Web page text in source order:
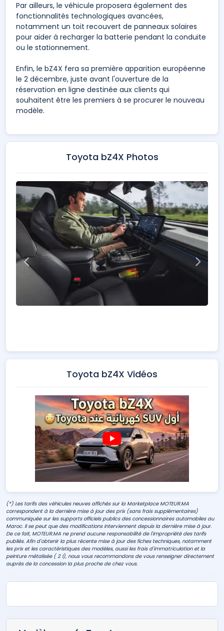
Par ailleurs, le véhicule proposera également des
fonctionnalités technologiques avancées,
notamment un toit recouvert de panneaux solaires
pour aider à recharger la batterie pendant la conduite
ou le stationnement.
Enfin, le bZ4X fera sa première apparition européenne
le 2 décembre, juste avant l'ouverture de la
réservation en ligne destinée aux clients qui
souhaitent être les premiers à se procurer le nouveau
modèle.
Toyota bZ4X Photos
Toyota bZ4X Vidéos
(*) Les tarifs des véhicules neuves affichés sur la Marketplace MOTEUR.MA
correspondent à la dernière mise à jour des prix (sans frais supplémentaires)
communiquée sur les supports officiels publics des concessionnaires automobiles au
Maroc. Il se peut que des modifications interviennent depuis la dernière mise à jour.
De ce fait, MOTEUR.MA ne prend aucune responsabilité de l'impropriété des tarifs
publiés. Afin d'obtenir la plus récente mise à jour des fiches techniques, notamment
les prix et les caractéristiques des modèles, aussi les frais d'immatriculation et la
peinture métalisée ( 2 l), nous vous recommandons de vous renseigner directement
auprès de la concession la plus proche de chez vous.